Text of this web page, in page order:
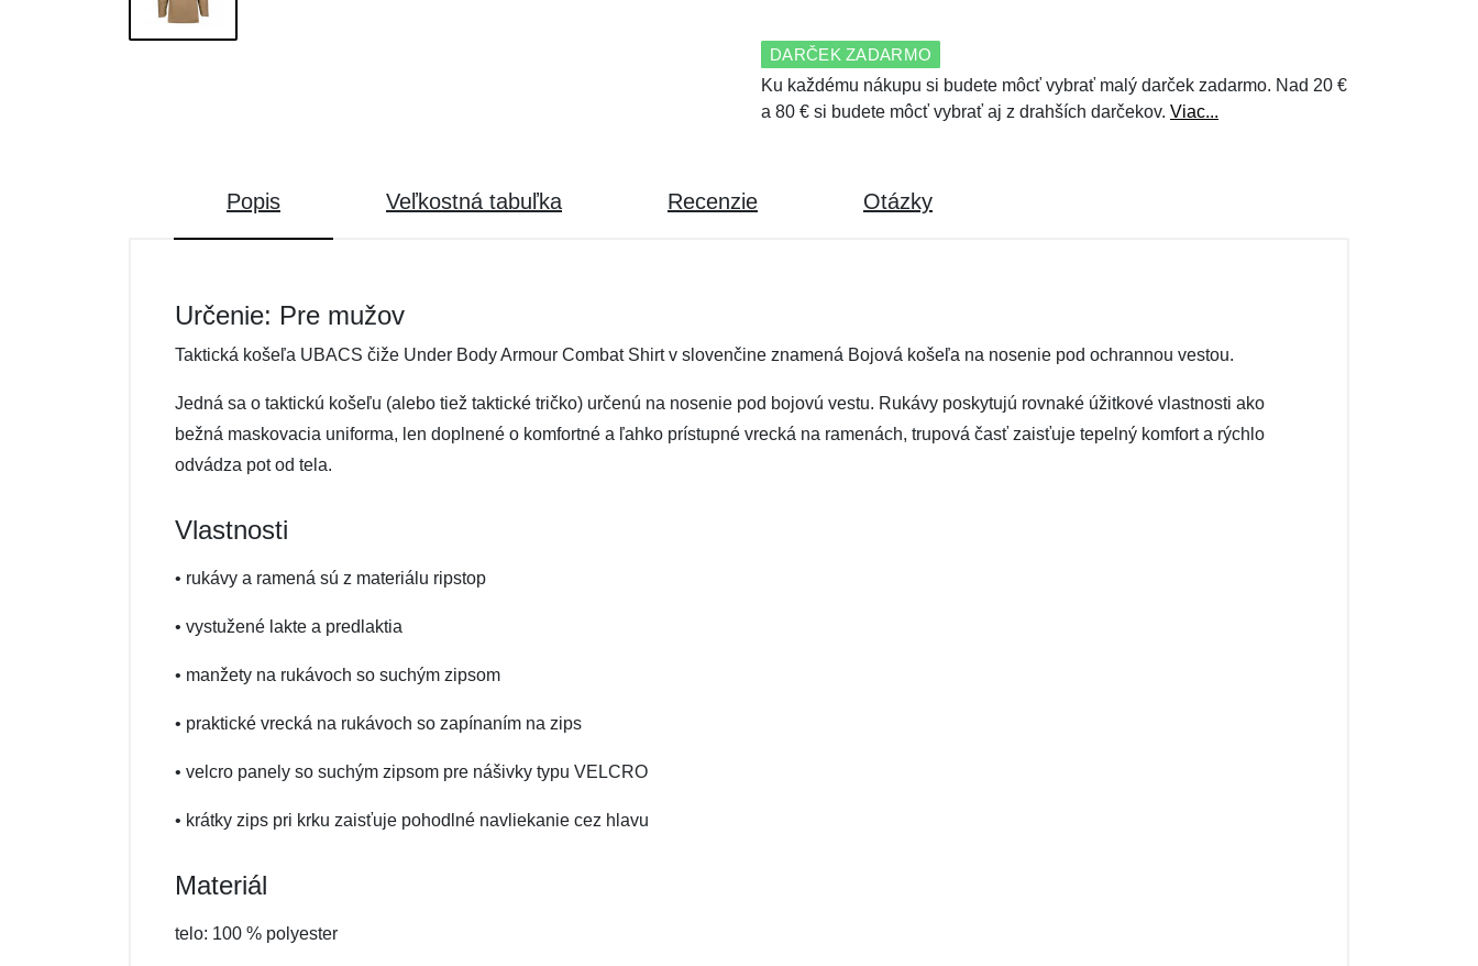
DARČEK ZADARMO
Ku každému nákupu si budete môcť vybrať malý darček zadarmo. Nad 20 €
a 80 € si budete môcť vybrať aj z drahších darčekov. Viac...
Popis Veľkostná tabuľka Recenzie Otázky
Určenie: Pre mužov
Taktická košeľa UBACS čiže Under Body Armour Combat Shirt v slovenčine znamená Bojová košeľa na nosenie pod ochrannou vestou.
Jedná sa o taktickú košeľu (alebo tiež taktické tričko) určenú na nosenie pod bojovú vestu. Rukávy poskytujú rovnaké úžitkové vlastnosti ako
bežná maskovacia uniforma, len doplnené o komfortné a ľahko prístupné vrecká na ramenách, trupová časť zaisťuje tepelný komfort a rýchlo
odvádza pot od tela.
Vlastnosti
• rukávy a ramená sú z materiálu ripstop
• vystužené lakte a predlaktia
• manžety na rukávoch so suchým zipsom
• praktické vrecká na rukávoch so zapínaním na zips
• velcro panely so suchým zipsom pre nášivky typu VELCRO
• krátky zips pri krku zaisťuje pohodlné navliekanie cez hlavu
Materiál
telo: 100 % polyester